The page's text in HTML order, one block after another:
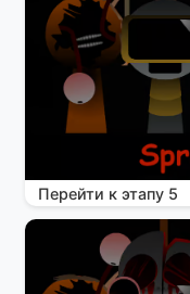
Перейти к этапу 5